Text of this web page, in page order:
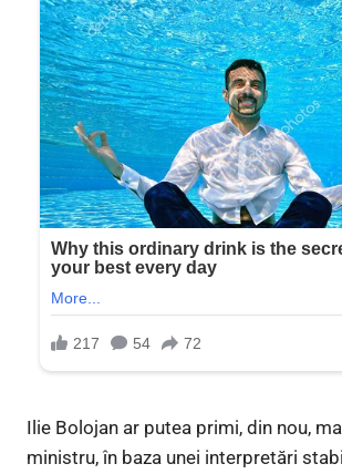
Ilie Bolojan ar putea primi, din nou,
ministru, în baza unei interpretări